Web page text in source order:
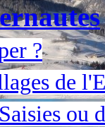
?
de
ou